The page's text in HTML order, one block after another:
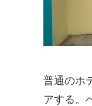
普通のホ
アする。